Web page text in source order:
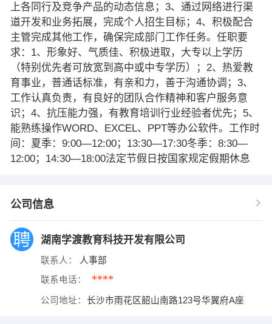
上各同行及竞争产品的动态信息；3、通过网络进行渠
道开发和业务拓展，完成个人招生目标；4、积极配合
主管完成其他工作，确保完成部门工作任务。任职要
求：1、形象好、气质佳、积极进取，大专以上学历
（特别优先者可放宽到高中或中专学历）；2、热爱教
育事业，普通话标准，有亲和力，善于沟通协调；3、
工作认真负责，有良好的团队合作精神和客户服务意
识；4、抗压能力强，有教育培训行业经验者优先；5、
能熟练操作WORD、EXCEL、PPT等办公软件。工作时
间：夏季：9:00—12:00；13:30—17:30冬季：8:30—
12:00；14:30—18:00法定节假日按国家规定假期休息
公司信息
湖南学渡教育科技开发有限公司
联系人： 人事部
联系电话： ****
公司地址： 长沙市雨花区韶山南路123号华翼府A座